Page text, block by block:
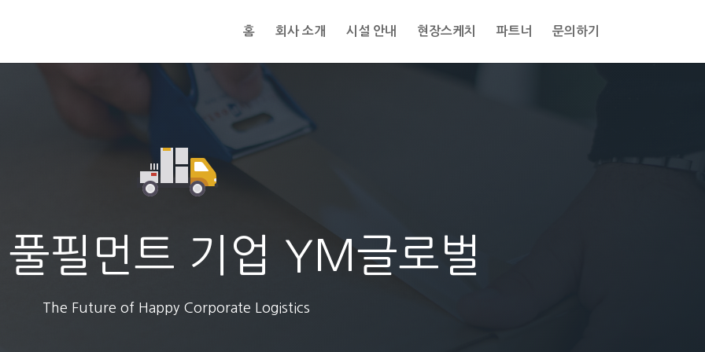
홈 회사 소개 시설 안내 현장스케치 파트너 문의하기
필먼트 기업 YM글로벌
The Future of Happy Corporate Logistics